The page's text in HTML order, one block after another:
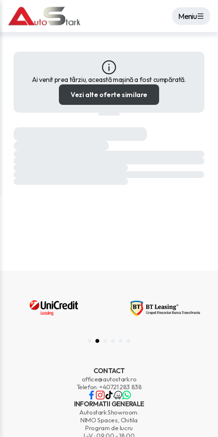
Meniu
Ai venit prea târziu, această mașină a fost cumpărată.
Vezi alte oferte similare
CONTACT
office@autostark.ro
Telefon: +40721 283 838
INFORMATII GENERALE
Autostark Showroom:
NIMO Spaces, Chitila
Program de lucru